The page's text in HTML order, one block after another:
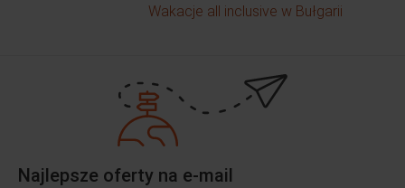
Wakacje all inclusive w Bułgarii
Najlepsze oferty na e-mail